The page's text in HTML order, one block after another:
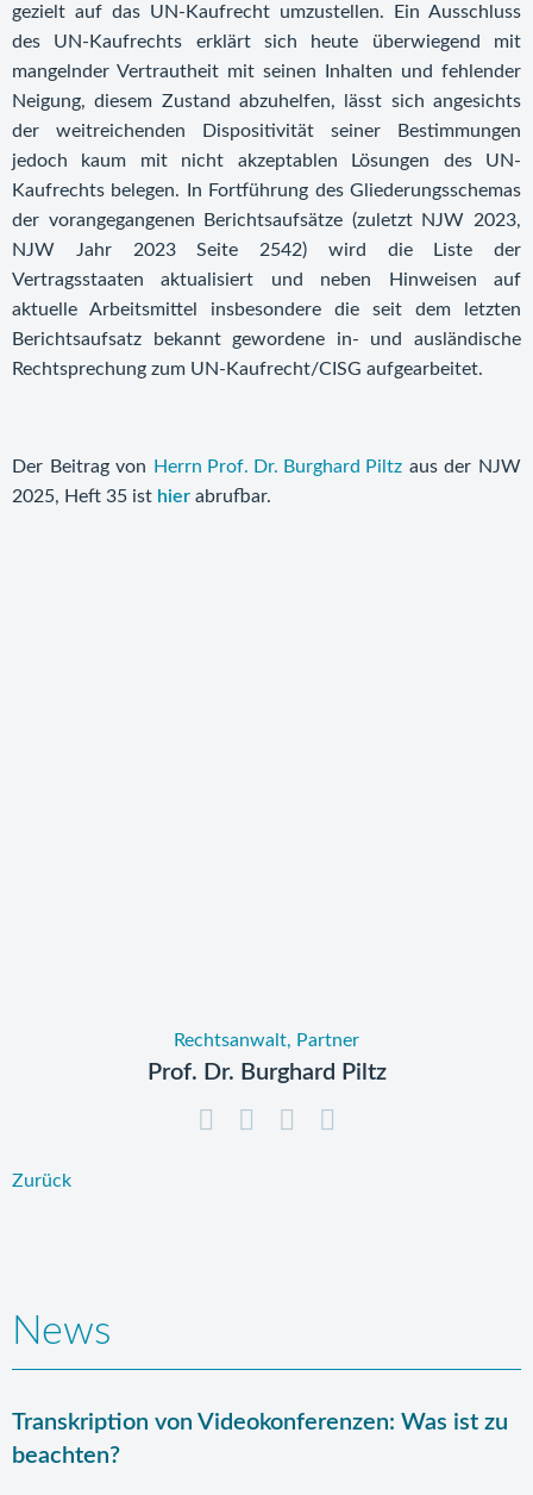
gezielt auf das UN-Kaufrecht umzustellen. Ein Ausschluss
des UN-Kaufrechts erklärt sich heute überwiegend mit
mangelnder Vertrautheit mit seinen Inhalten und fehlender
Neigung, diesem Zustand abzuhelfen, lässt sich angesichts
der weitreichenden Dispositivität seiner Bestimmungen
jedoch kaum mit nicht akzeptablen Lösungen des UN-
Kaufrechts belegen. In Fortführung des Gliederungsschemas
der vorangegangenen Berichtsaufsätze (zuletzt NJW 2023,
NJW Jahr 2023 Seite 2542) wird die Liste der
Vertragsstaaten aktualisiert und neben Hinweisen auf
aktuelle Arbeitsmittel insbesondere die seit dem letzten
Berichtsaufsatz bekannt gewordene in- und ausländische
Rechtsprechung zum UN-Kaufrecht/CISG aufgearbeitet.
Der Beitrag von Herrn Prof. Dr. Burghard Piltz aus der NJW
2025, Heft 35 ist hier abrufbar.
Rechtsanwalt, Partner
Prof. Dr. Burghard Piltz
Zurück
News
Transkription von Videokonferenzen: Was ist zu
beachten?